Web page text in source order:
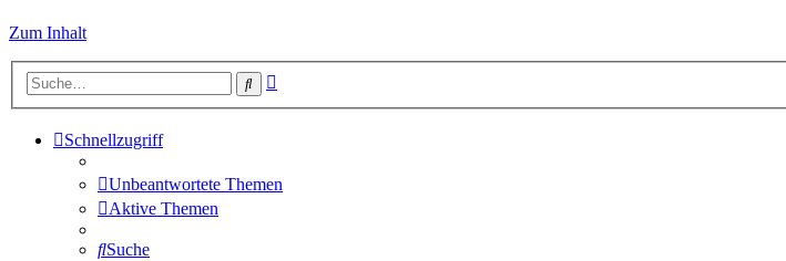
Zum Inhalt
Suche
Schnellzugriff
Unbeantwortete Themen
Aktive Themen
Suche